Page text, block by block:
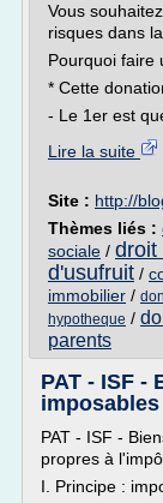
Vous
risques dans
Pourquoi faire
* Cette
- Le 1er est
Lire la suite
Site : http://
Thèmes liés :
sociale / droit
d'usufruit /
immobilier /
hypotheque /
parents
PAT - ISF -
imposables
PAT - ISF -
propres à
I. Principe :